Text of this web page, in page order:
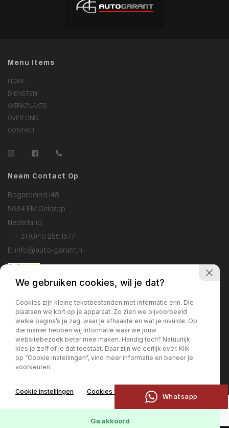
Whatsapp
Menu Items
HOME
DIENSTEN
WERKPLAATS
OVER ONS
CONTACT
Neem Contact Op
Bogardeind 148
5664 EM Geldrop
Nederland
T:+ 31 (0)40 255 1577
E: info@auto-garant.nl
Showroom
Ma / Vr: 09:00 - 18:00
Za: 10:00 - 17:00
Zo: gesloten
Ma / Vr: 09:00 - 17:00
We gebruiken cookies, wil je dat?
Cookies zijn kleine tekstbestanden met informatie erin. Die
plaatsen we kort op je apparaat. Zo zien we bijvoorbeeld
welke pagina’s je zag, waar je afhaakte en wat je invulde. Op
die manier hebben wij informatie waar we jouw
websitebezoek beter mee maken. Handig toch? Natuurlijk
kies je zelf of je dat toestaat. Daar zijn we eerlijk over. Klik
op “Cookie instellingen”, vind meer informatie en beheer je
voorkeuren.
Cookie instellingen Cookies weigeren
Ga akkoord